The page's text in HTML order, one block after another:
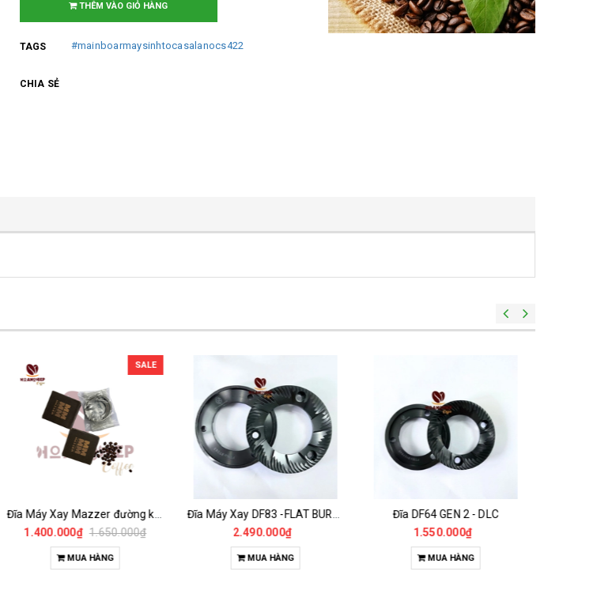
THÊM VÀO GIỎ HÀNG
TAGS #mainboarmaysinhtocasalanocs422
CHIA SẺ
SALE
Đĩa Máy Xay Mazzer đường kính 64mm Chính Hãng
1.400.000₫ 1.650.000₫
MUA HÀNG
2.490.000₫
MUA HÀNG
Đĩa DF64 GEN 2 - DLC
1.550.000₫
MUA HÀNG